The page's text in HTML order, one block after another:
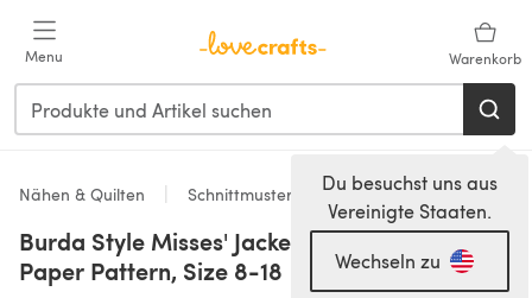
Menu Warenkorb
Du besuchst uns aus
Vereinigte Staaten.
Wechseln zu
Nähen & Quilten Schnittmuster & Quiltmuster
Burda Style Misses' Jacket and Vest B6120 -
Paper Pattern, Size 8-18